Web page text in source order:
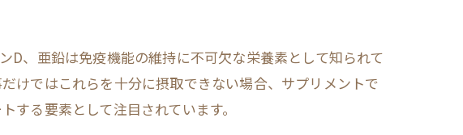
D、亜鉛は免疫機能の維持に不可欠な栄養素として知られて
けではこれらを十分に摂取できない場合、サプリメントで
る要素として注目されています。